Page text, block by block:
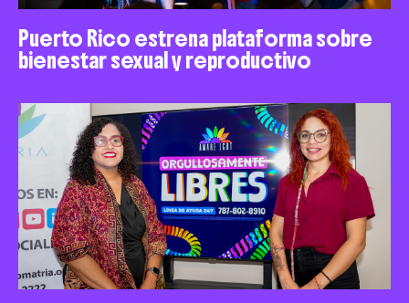
Puerto Rico estrena plataforma sobre
bienestar sexual y reproductivo